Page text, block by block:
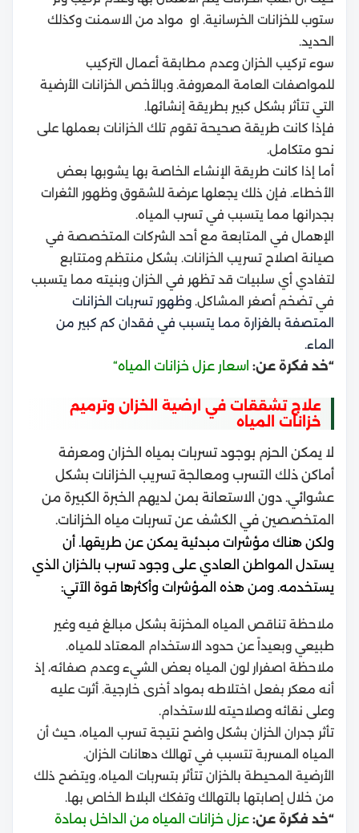
ستوب للخزانات الخرسانية. او مواد من الاسمنت وكذلك
الحديد.
سوء تركيب الخزان وعدم مطابقة أعمال التركيب
للمواصفات العامة المعروفة. وبالأخص الخزانات الأرضية
التي تتأثر بشكل كبير بطريقة إنشائها.
فإذا كانت طريقة صحيحة تقوم تلك الخزانات بعملها على
نحو متكامل.
أما إذا كانت طريقة الإنشاء الخاصة بها يشوبها بعض
الأخطاء. فإن ذلك يجعلها عرضة للشقوق وظهور الثغرات
بجدرانها مما يتسبب في تسرب المياه.
الإهمال في المتابعة مع أحد الشركات المتخصصة في
صيانة اصلاح تسريب الخزانات. بشكل منتظم ومتتابع
لتفادي أي سلبيات قد تظهر في الخزان وبنيته مما يتسبب
في تضخم أصغر المشاكل. وظهور تسربات الخزانات
المتصفة بالغزارة مما يتسبب في فقدان كم كبير من
الماء.
“خد فكرة عن: اسعار عزل خزانات المياه“
علاج تشققات في ارضية الخزان وترميم
خزانات المياه
لا يمكن الحزم بوجود تسربات بمياه الخزان ومعرفة
أماكن ذلك التسرب ومعالجة تسريب الخزانات بشكل
عشوائي. دون الاستعانة بمن لديهم الخبرة الكبيرة من
المتخصصين في الكشف عن تسربات مياه الخزانات.
ولكن هناك مؤشرات مبدئية يمكن عن طريقها. أن
يستدل المواطن العادي على وجود تسرب بالخزان الذي
يستخدمه. ومن هذه المؤشرات وأكثرها قوة الآتي:
ملاحظة تناقص المياه المخزنة بشكل مبالغ فيه وغير
طبيعي وبعيداً عن حدود الاستخدام المعتاد للمياه.
ملاحظة اصفرار لون المياه بعض الشيء وعدم صفائه، إذ
أنه معكر بفعل اختلاطه بمواد أخرى خارجية. أثرت عليه
وعلى نقائه وصلاحيته للاستخدام.
تأثر جدران الخزان بشكل واضح نتيجة تسرب المياه، حيث أن
المياه المسربة تتسبب في تهالك دهانات الخزان.
الأرضية المحيطة بالخزان تتأثر بتسربات المياه، ويتضح ذلك
من خلال إصابتها بالتهالك وتفكك البلاط الخاص بها.
“خد فكرة عن: عزل خزانات المياه من الداخل بمادة